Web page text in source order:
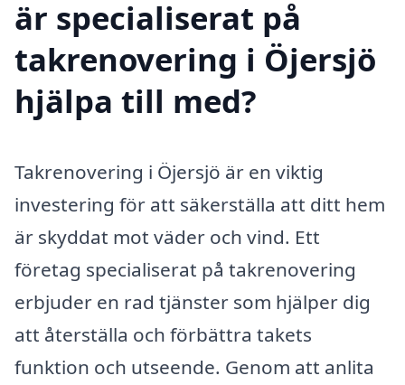
är specialiserat på
takrenovering i Öjersjö
hjälpa till med?
Takrenovering i Öjersjö är en viktig
investering för att säkerställa att ditt hem
är skyddat mot väder och vind. Ett
företag specialiserat på takrenovering
erbjuder en rad tjänster som hjälper dig
att återställa och förbättra takets
funktion och utseende. Genom att anlita